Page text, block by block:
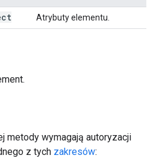
Atrybuty elementu.
metody wymagają autoryzacji
z tych zakresów: